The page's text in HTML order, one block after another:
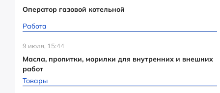
Оператор газовой котельной
Работа
9 июля, 15:44
Масла, пропитки, морилки для внутренних и внешних
работ
Товары